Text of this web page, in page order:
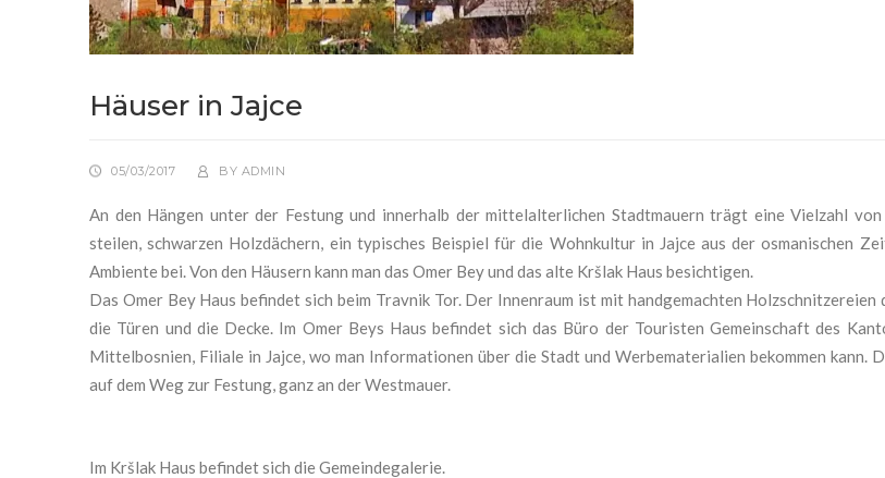
Häuser in Jajce
05/03/2017 BY ADMIN
An den Hängen unter der Festung und innerhalb der mittelalterlichen Stadtmauern trägt eine Vielzahl
steilen, schwarzen Holzdächern, ein typisches Beispiel für die Wohnkultur in Jajce aus der osmanischen
Ambiente bei. Von den Häusern kann man das Omer Bey und das alte Kršlak Haus besichtigen.
Das Omer Bey Haus befindet sich beim Travnik Tor. Der Innenraum ist mit handgemachten Holzschnitzereien
die Türen und die Decke. Im Omer Beys Haus befindet sich das Büro der Touristen Gemeinschaft des
Mittelbosnien, Filiale in Jajce, wo man Informationen über die Stadt und Werbematerialien bekommen kann.
auf dem Weg zur Festung, ganz an der Westmauer.
Im Kršlak Haus befindet sich die Gemeindegalerie.